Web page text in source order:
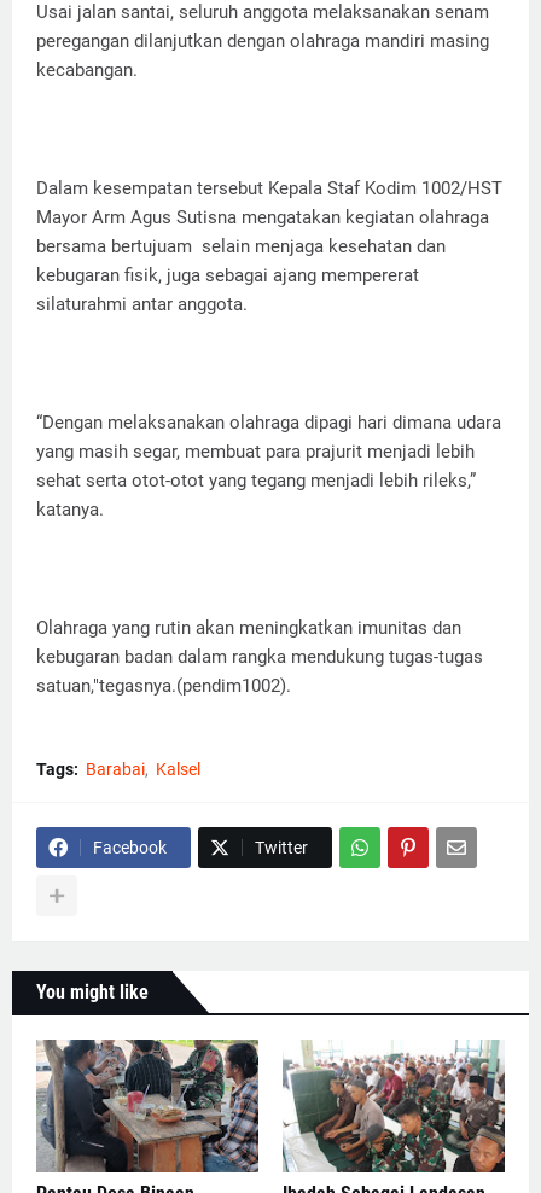
Usai jalan santai, seluruh anggota melaksanakan senam
peregangan dilanjutkan dengan olahraga mandiri masing
kecabangan.
Dalam kesempatan tersebut Kepala Staf Kodim 1002/HST
Mayor Arm Agus Sutisna mengatakan kegiatan olahraga
bersama bertujuam selain menjaga kesehatan dan
kebugaran fisik, juga sebagai ajang mempererat
silaturahmi antar anggota.
“Dengan melaksanakan olahraga dipagi hari dimana udara
yang masih segar, membuat para prajurit menjadi lebih
sehat serta otot-otot yang tegang menjadi lebih rileks,”
katanya.
Olahraga yang rutin akan meningkatkan imunitas dan
kebugaran badan dalam rangka mendukung tugas-tugas
satuan,"tegasnya.(pendim1002).
Tags: Barabai Kalsel
Facebook Twitter
You might like